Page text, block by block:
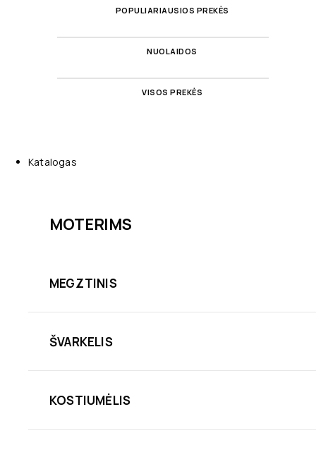
POPULIARIAUSIOS PREKĖS
NUOLAIDOS
VISOS PREKĖS
Katalogas
MOTERIMS
MEGZTINIS
ŠVARKELIS
KOSTIUMĖLIS